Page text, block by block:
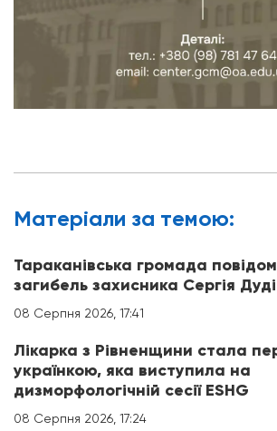
Матерiали за темою:
Тараканівська громада
загибель захисника Сергія
08 Серпня 2026, 17:41
Лікарка з Рівненщини стала
українкою, яка виступила на
дизморфологічній сесії ESHG
08 Серпня 2026, 17:24